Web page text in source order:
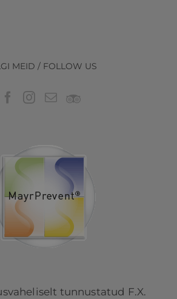
MEID / FOLLOW US
tunnustatud F.X.